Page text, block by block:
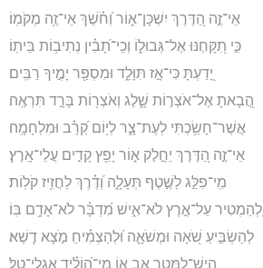
אֵי־זֶ֣ה הַ֭דֶּרֶךְ יִשְׁכָּן־א֑וֹר וְ֝חֹ֗שֶׁךְ אֵי־זֶ֥ה מְקֹמֽוֹ׃
כִּ֣י תִ֭קָּחֶנּוּ אֶל־גְּבוּל֑וֹ וְכִֽי־תָ֝בִ֗ין נְתִיב֥וֹת בֵּיתֽוֹ׃
יָ֭דַעְתָּ כִּי־אָ֣ז תִּוָּלֵ֑ד וּמִסְפַּ֖ר יָמֶ֣יךָ רַבִּֽים׃
הֲ֭בָאתָ אֶל־אֹצְר֣וֹת שָׁ֑לֶג וְאֹצְר֖וֹת בָּרָ֣ד תִּרְאֶֽה׃
אֲשֶׁר־חָשַׂ֥כְתִּי לְעֶת־צָ֑ר לְי֥וֹם קְ֝רָ֗ב וּמִלְחָמָֽה׃
אֵי־זֶ֣ה הַ֭דֶּרֶךְ יֵחָ֣לֶק א֑וֹר יָפֵ֖ץ קָדִ֣ים עֲלֵי־אָֽרֶץ׃
מִֽי־פִלַּ֣ג לַשֶּׁ֣טֶף תְּעָלָ֑ה וְ֝דֶ֗רֶךְ לַחֲזִ֥יז קֹלֽוֹת׃
לְ֭הַמְטִיר עַל־אֶ֣רֶץ לֹא־אִ֑ישׁ מִ֝דְבָּ֗ר לֹא־אָדָ֥ם בּֽוֹ׃
לְהַשְׂבִּ֣יעַ שֹׁ֭אָה וּמְשֹׁאָ֑ה וּ֝לְהַצְמִ֗יחַ מֹ֣צָא דֶֽשֶׁא׃
הֲיֵשׁ־לַמָּטָ֥ר אָ֑ב א֥וֹ מִי־ה֝וֹלִ֗יד אֶגְלֵי־טָֽל׃